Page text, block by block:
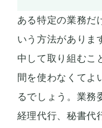
ある特定の業務だ
いう方法がありま
中して取り組むこ
間を使わなくてよ
るでしょう。業務
経理代行、秘書代